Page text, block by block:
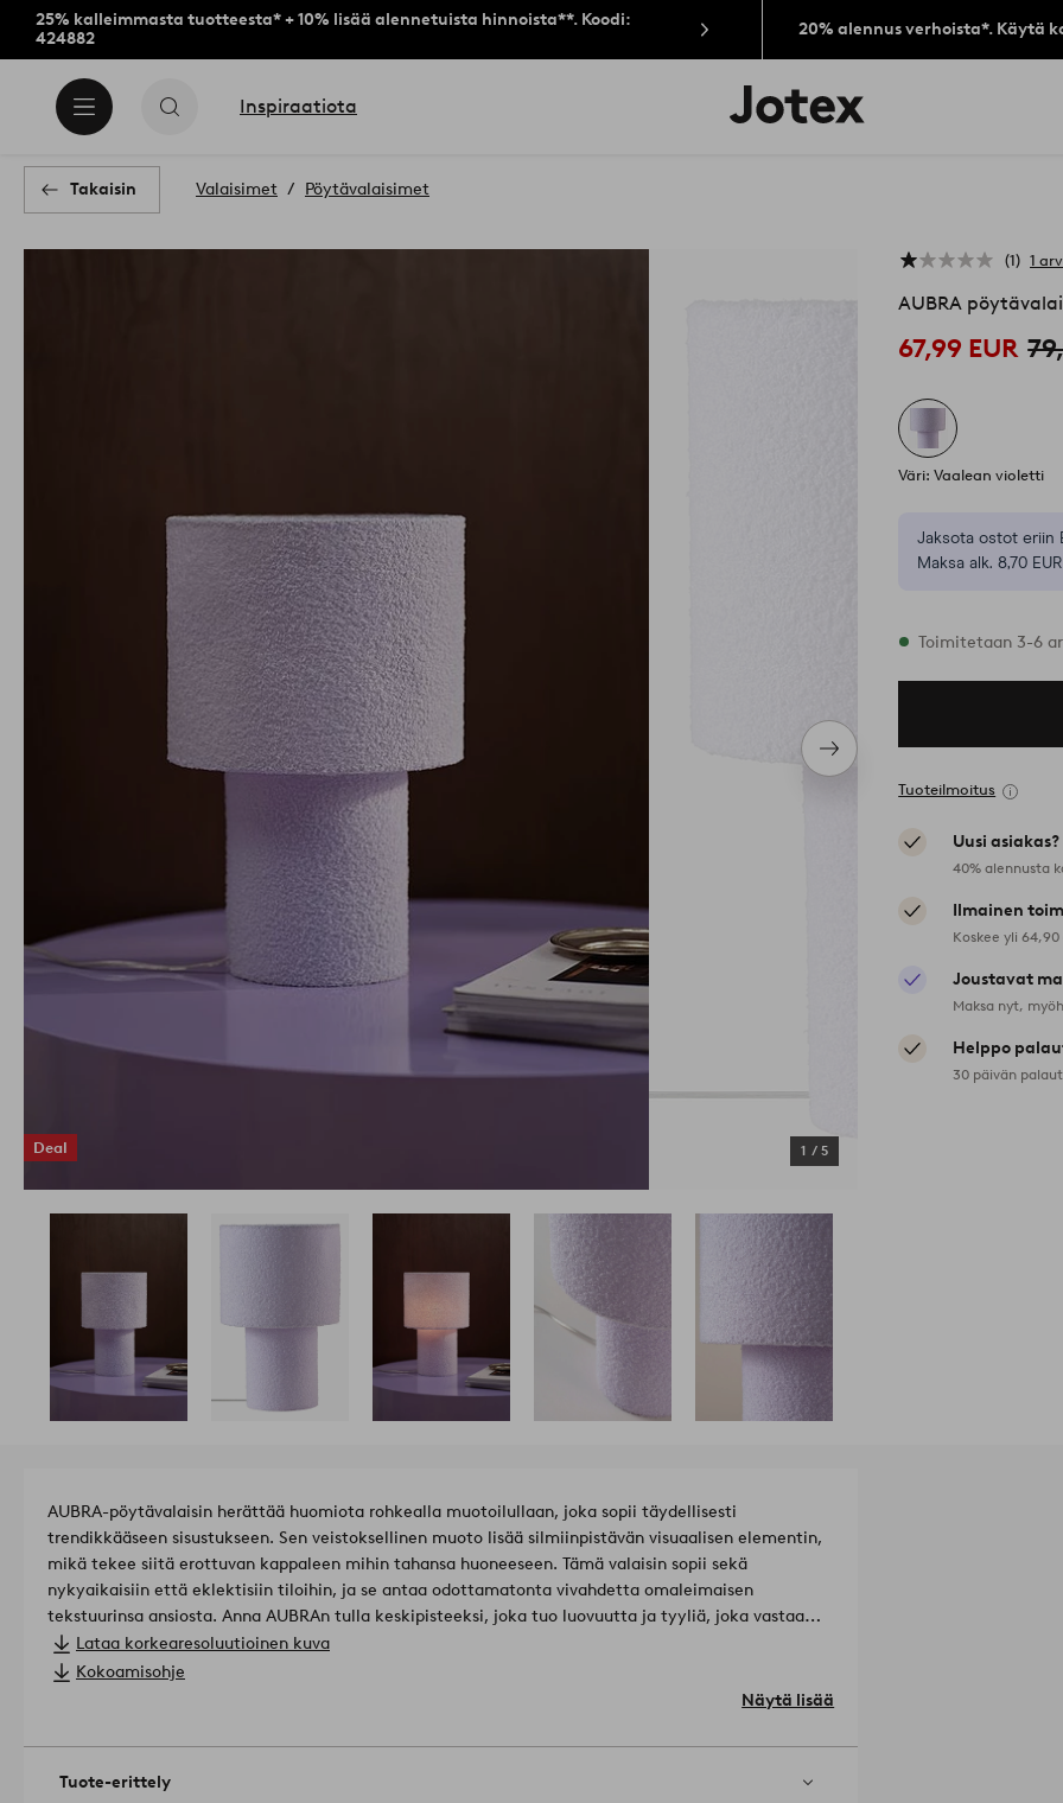
25% kalleimmasta tuotteesta* + 10% lisää alennetuista hinnoista**. Koodi:
424882
20% alennus verhoista*. Käytä
Inspiraatiota
Jotex-
logo
Takaisin Valaisimet Pöytävalaisimet
Seuraava
tuote
Deal 1 / 5
1 1
AUBRA
67,99 EUR
Väri: Vaalean violetti
Jaksota ostot eriin
Maksa alk. 8,70
Varastossa
Toimitetaan 3-6
Tuoteilmoitus
Uusi asiakas?
40% alennusta
Ilmainen
Koskee yli
Joustavat
Maksa nyt,
Helppo
30 päivän
AUBRA-pöytävalaisin herättää huomiota rohkealla muotoilullaan, joka sopii täydellisesti
trendikkääseen sisustukseen. Sen veistoksellinen muoto lisää silmiinpistävän visuaalisen elementin,
mikä tekee siitä erottuvan kappaleen mihin tahansa huoneeseen. Tämä valaisin sopii sekä
nykyaikaisiin että eklektisiin tiloihin, ja se antaa odottamatonta vivahdetta omaleimaisen
tekstuurinsa ansiosta. Anna AUBRAn tulla keskipisteeksi, joka tuo luovuutta ja tyyliä, joka vastaa
makusi mukaan rohkeita kodin aksentteja.
Kokonaiskorkeus: 44 cm.
Pistorasia/valonlähde: st E27. Maksimiteho: 25.0.
Liitäntäkaapelin pituus: 150.0cm.
Lataa korkearesoluutioinen kuva
Kokoamisohje
Näytä lisää
Tuote-erittely